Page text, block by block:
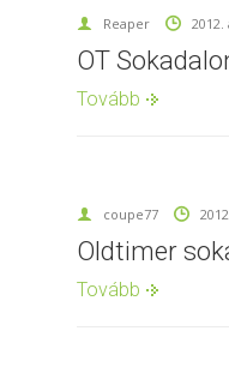
Reaper 2012.
OT
Tovább
coupe77
Oldtimer
Tovább